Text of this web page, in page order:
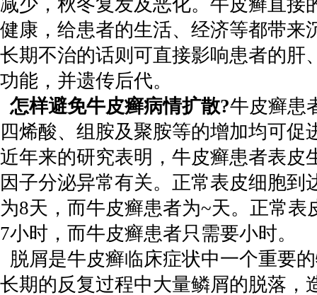
减少，秋冬复发及恶化。牛皮癣直接
健康，给患者的生活、经济等都带来
长期不治的话则可直接影响患者的肝
功能，并遗传后代。
怎样避免牛皮癣病情扩散?牛皮癣患
四烯酸、组胺及聚胺等的增加均可促
近年来的研究表明，牛皮癣患者表皮
因子分泌异常有关。正常表皮细胞到
为8天，而牛皮癣患者为~天。正常表
7小时，而牛皮癣患者只需要小时。
脱屑是牛皮癣临床症状中一个重要
长期的反复过程中大量鳞屑的脱落，